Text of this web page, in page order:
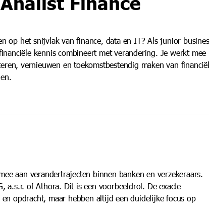
coaching
op het snijvlak van finance, data en IT? Als junior
kennis combineert met verandering. Je werkt mee
vernieuwen en toekomstbestendig maken van
aan verandertrajecten binnen banken en verzekeraars.
a.s.r. of Athora. Dit is een voorbeeldrol. De exacte
opdracht, maar hebben altijd een duidelijke focus op